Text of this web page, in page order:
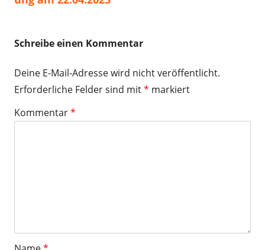
Schreibe einen Kommentar
Deine E-Mail-Adresse wird nicht veröffentlicht.
Erforderliche Felder sind mit* markiert
Kommentar*